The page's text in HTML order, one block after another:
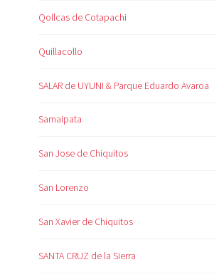
Qollcas de Cotapachi
Quillacollo
SALAR de UYUNI & Parque Eduardo Avaroa
Samaipata
San Jose de Chiquitos
San Lorenzo
San Xavier de Chiquitos
SANTA CRUZ de la Sierra